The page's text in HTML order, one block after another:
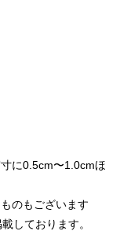
に0.5cm〜1.0cmほ
のもございます
しております。